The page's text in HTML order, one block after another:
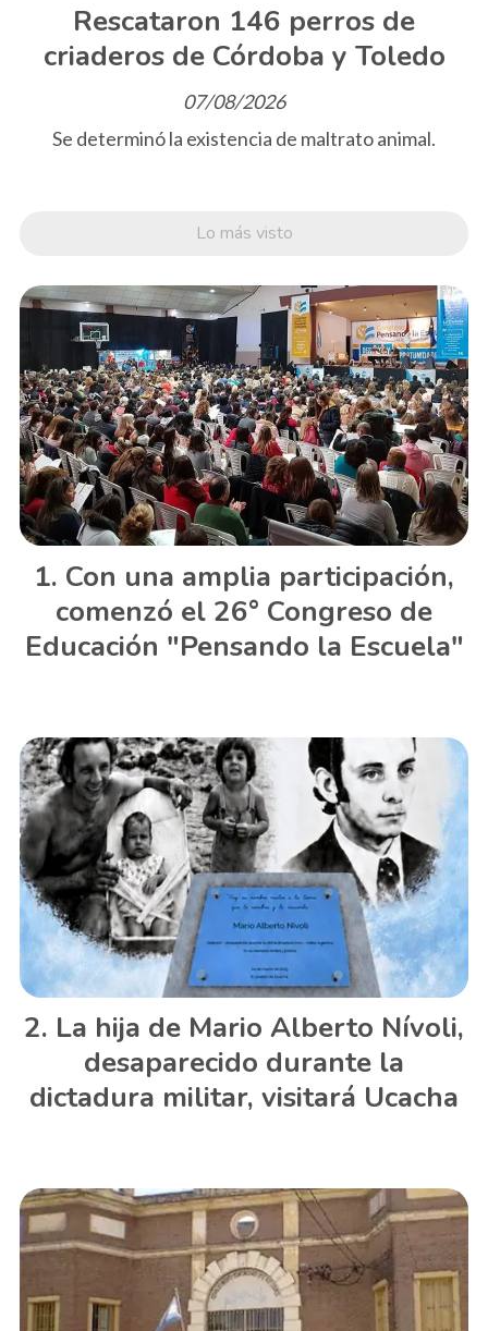
Rescataron 146 perros de
criaderos de Córdoba y Toledo
07/08/2026
Se determinó la existencia de maltrato animal.
Lo más visto
Con una amplia participación,
comenzó el 26° Congreso de
Educación "Pensando la Escuela"
La hija de Mario Alberto Nívoli,
desaparecido durante la
dictadura militar, visitará Ucacha